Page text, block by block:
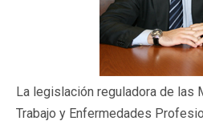
La legislación reguladora de las
Trabajo y Enfermedades